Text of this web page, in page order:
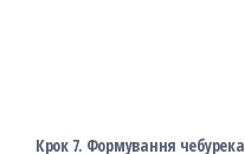
Крок 7. Формування чебурека